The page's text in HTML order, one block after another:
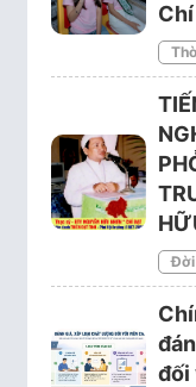
Đời
đối